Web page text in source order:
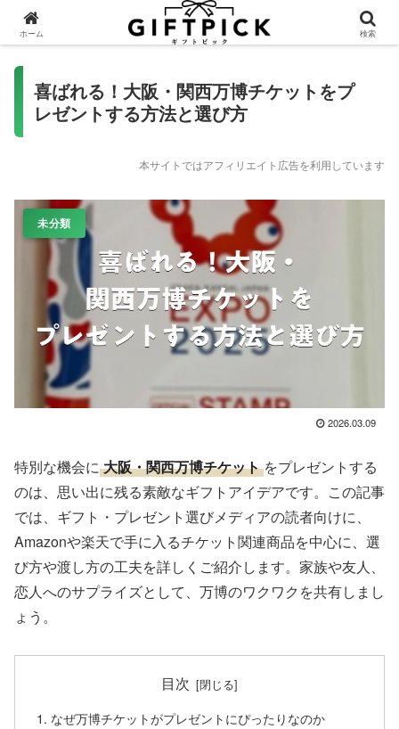
喜ばれる！大阪・関西万博チケットをプ
レゼントする方法と選び方
本サイトではアフィリエイト広告を利用しています
未分類
2026.03.09
特別な機会に 大阪・関西万博チケット をプレゼントする
のは、思い出に残る素敵なギフトアイデアです。この記事
では、ギフト・プレゼント選びメディアの読者向けに、
Amazonや楽天で手に入るチケット関連商品を中心に、選
び方や渡し方の工夫を詳しくご紹介します。家族や友人、
恋人へのサプライズとして、万博のワクワクを共有しまし
ょう。
目次
なぜ万博チケットがプレゼントにぴったりなのか
ホーム 検索